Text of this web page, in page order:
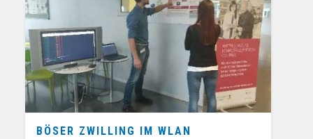
BÖSER ZWILLING IM WLAN